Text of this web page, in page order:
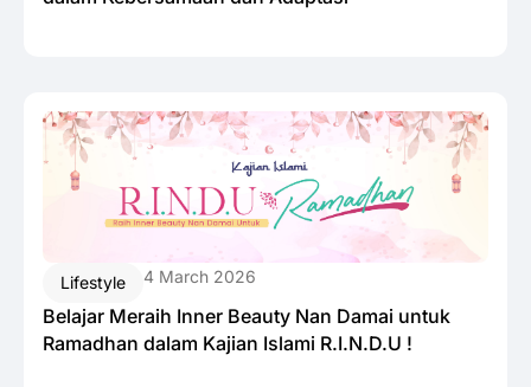
Lifestyle 4 March 2026
Belajar Meraih Inner Beauty Nan Damai untuk
Ramadhan dalam Kajian Islami R.I.N.D.U !